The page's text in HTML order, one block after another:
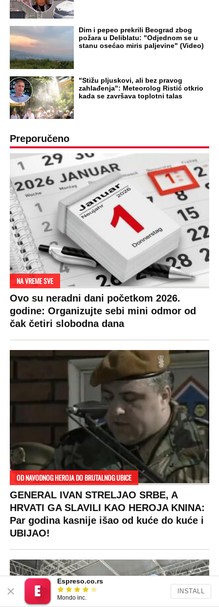
Dim i pepeo prekrili Beograd zbog
požara u Deliblatu: "Odjednom se u
stanu osećao miris paljevine" (Video)
"Stižu pljuskovi, ali bez pravog
zahlađenja": Meteorolog Ristić otkrio
kada se završava toplotni talas
Preporučeno
NA VREME SVE
Ovo su neradni dani početkom 2026.
godine: Organizujte sebi mini odmor od
čak četiri slobodna dana
OD NAVODNOG HEROJA DO BRUTALNOG UBICE
GENERAL IVAN STRELJAO SRBE, A
HRVATI GA SLAVILI KAO HEROJA KNINA:
Par godina kasnije išao od kuće do kuće i
UBIJAO!
Espreso.co.rs
Mondo inc.
INSTALL